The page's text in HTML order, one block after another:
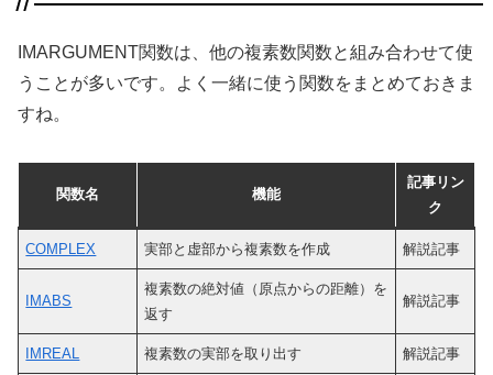
IMARGUMENT関数は、他の複素数関数と組み合わせて使
うことが多いです。よく一緒に使う関数をまとめておきま
すね。
関数名 機能
記事リン
ク
COMPLEX 実部と虚部から複素数を作成 解説記事
IMABS
複素数の絶対値（原点からの距離）を
返す
解説記事
IMREAL 複素数の実部を取り出す 解説記事